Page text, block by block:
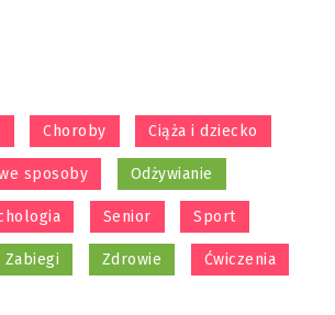
Choroby Ciąża i dziecko
sposoby Odżywianie
Senior Sport
Zabiegi Zdrowie Ćwiczenia